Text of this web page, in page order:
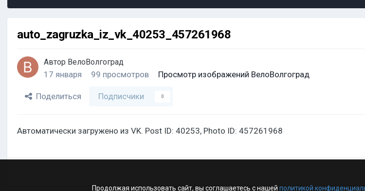
auto_zagruzka_iz_vk_40253_457261968
Автор ВелоВолгоград
17 января 99 просмотров Просмотр изображений ВелоВолгоград
Поделиться Подписчики 0
Автоматически загружено из VK. Post ID: 40253, Photo ID: 457261968
Продолжая использовать сайт, вы соглашаетесь с нашей политикой